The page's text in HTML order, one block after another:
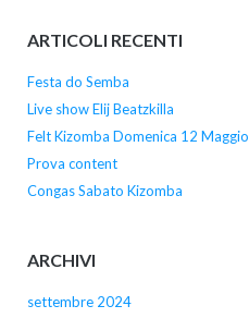
ARTICOLI RECENTI
Festa do Semba
Live show Elij Beatzkilla
Felt Kizomba Domenica 12 Maggio
Prova content
Congas Sabato Kizomba
ARCHIVI
settembre 2024